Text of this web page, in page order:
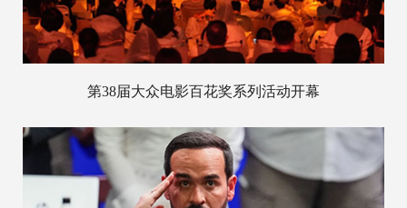
第38届大众电影百花奖系列活动开幕